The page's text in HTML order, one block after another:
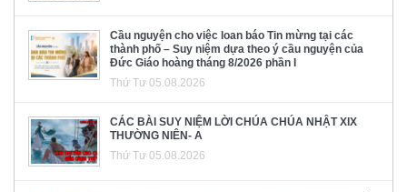
Cầu nguyện cho việc loan báo Tin mừng tại các
thành phố – Suy niệm dựa theo ý cầu nguyện của
Đức Giáo hoàng tháng 8/2026 phần I
Thứ Tư 05.08.2026
CÁC BÀI SUY NIỆM LỜI CHÚA CHÚA NHẬT XIX
THƯỜNG NIÊN- A
Thứ Tư 05.08.2026